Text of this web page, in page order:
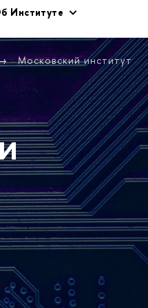
Институте
Московский институт